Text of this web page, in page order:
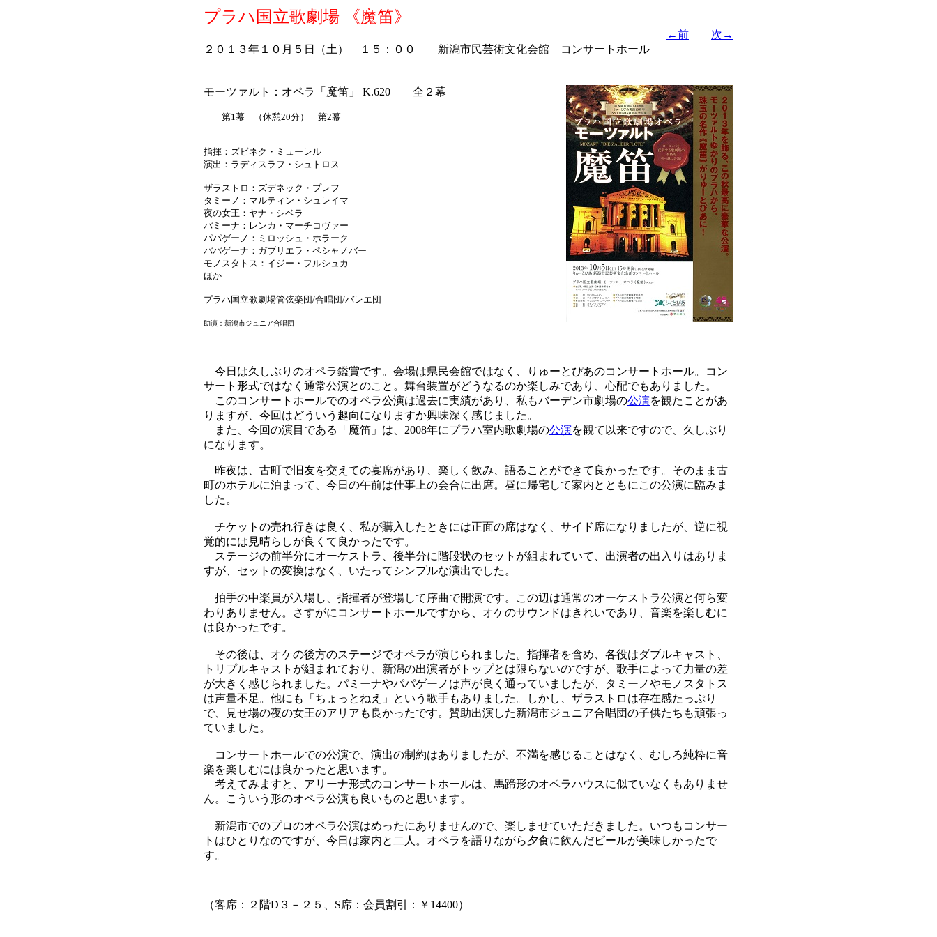
プラハ国立歌劇場 《魔笛》
←前
次→
２０１３年１０月５日（土） １５：００ 新潟市民芸術文化会館 コンサートホール
モーツァルト：オペラ「魔笛」 K.620 全２幕
第1幕 （休憩20分） 第2幕
指揮：ズビネク・ミューレル
演出：ラディスラフ・シュトロス
ザラストロ：ズデネック・プレフ
タミーノ：マルティン・シュレイマ
夜の女王：ヤナ・シベラ
パミーナ：レンカ・マーチコヴァー
パパゲーノ：ミロッシュ・ホラーク
パパゲーナ：ガブリエラ・ペシャノバー
モノスタトス：イジー・フルシュカ
ほか
プラハ国立歌劇場管弦楽団/合唱団/バレエ団
助演：新潟市ジュニア合唱団
今日は久しぶりのオペラ鑑賞です。会場は県民会館ではなく、りゅーとぴあのコンサートホール。コン
サート形式ではなく通常公演とのこと。舞台装置がどうなるのか楽しみであり、心配でもありました。
このコンサートホールでのオペラ公演は過去に実績があり、私もバーデン市劇場の公演を観たことがあ
りますが、今回はどういう趣向になりますか興味深く感じました。
また、今回の演目である「魔笛」は、2008年にプラハ室内歌劇場の公演を観て以来ですので、久しぶり
になります。
昨夜は、古町で旧友を交えての宴席があり、楽しく飲み、語ることができて良かったです。そのまま古
町のホテルに泊まって、今日の午前は仕事上の会合に出席。昼に帰宅して家内とともにこの公演に臨みま
した。
チケットの売れ行きは良く、私が購入したときには正面の席はなく、サイド席になりましたが、逆に視
覚的には見晴らしが良くて良かったです。
ステージの前半分にオーケストラ、後半分に階段状のセットが組まれていて、出演者の出入りはありま
すが、セットの変換はなく、いたってシンプルな演出でした。
拍手の中楽員が入場し、指揮者が登場して序曲で開演です。この辺は通常のオーケストラ公演と何ら変
わりありません。さすがにコンサートホールですから、オケのサウンドはきれいであり、音楽を楽しむに
は良かったです。
その後は、オケの後方のステージでオペラが演じられました。指揮者を含め、各役はダブルキャスト、
トリプルキャストが組まれており、新潟の出演者がトップとは限らないのですが、歌手によって力量の差
が大きく感じられました。パミーナやパパゲーノは声が良く通っていましたが、タミーノやモノスタトス
は声量不足。他にも「ちょっとねえ」という歌手もありました。しかし、ザラストロは存在感たっぷり
で、見せ場の夜の女王のアリアも良かったです。賛助出演した新潟市ジュニア合唱団の子供たちも頑張っ
ていました。
コンサートホールでの公演で、演出の制約はありましたが、不満を感じることはなく、むしろ純粋に音
楽を楽しむには良かったと思います。
考えてみますと、アリーナ形式のコンサートホールは、馬蹄形のオペラハウスに似ていなくもありませ
ん。こういう形のオペラ公演も良いものと思います。
新潟市でのプロのオペラ公演はめったにありませんので、楽しませていただきました。いつもコンサー
トはひとりなのですが、今日は家内と二人。オペラを語りながら夕食に飲んだビールが美味しかったで
す。
（客席：２階D３－２５、S席：会員割引：￥14400）